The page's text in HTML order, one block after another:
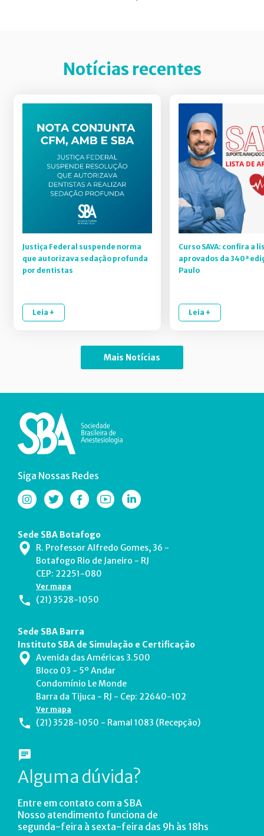
Notícias recentes
Justiça Federal suspende norma
que autorizava sedação profunda
por dentistas
Leia +
Curso SAVA: confira a
aprovados da 340ª
Paulo
Leia +
Mais Notícias
Siga Nossas Redes
Sede SBA Botafogo
R. Professor Alfredo Gomes, 36 -
Botafogo Rio de Janeiro - RJ
CEP: 22251-080
Ver mapa
(21) 3528-1050
Sede SBA Barra
Instituto SBA de Simulação e Certificação
Avenida das Américas 3.500
Bloco 03 - 5º Andar
Condomínio Le Monde
Barra da Tijuca - RJ - Cep: 22640-102
Ver mapa
(21) 3528-1050 - Ramal 1083 (Recepção)
Alguma dúvida?
Entre em contato com a SBA
Nosso atendimento funciona de
segunda-feira à sexta-feira das 9h às 18hs